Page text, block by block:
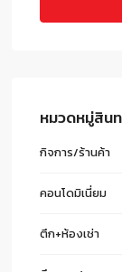
หมวดหมู่สิน
กิจการ/ร้านค้า
คอนโดมิเนี่ยม
ตึก+ห้องเช่า